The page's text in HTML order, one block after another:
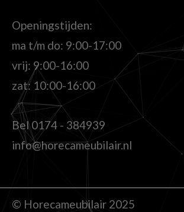
Openingstijden:
ma t/m do: 9:00-17:00
vrij: 9:00-16:00
zat: 10:00-16:00
Bel0174 - 384939
info@horecameubilair.nl
© Horecameubilair 2025